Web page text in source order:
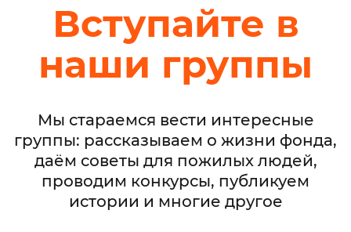
Вступайте в
наши группы
Мы стараемся вести интересные
группы: рассказываем о жизни фонда,
даём советы для пожилых людей,
проводим конкурсы, публикуем
истории и многие другое